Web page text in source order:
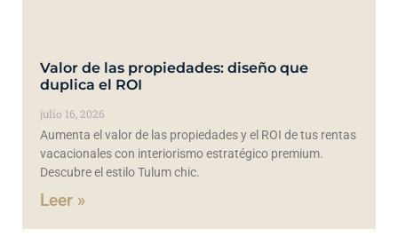
Valor de las propiedades: diseño que
duplica el ROI
julio 16, 2026
Aumenta el valor de las propiedades y el ROI de tus rentas
vacacionales con interiorismo estratégico premium.
Descubre el estilo Tulum chic.
Leer »